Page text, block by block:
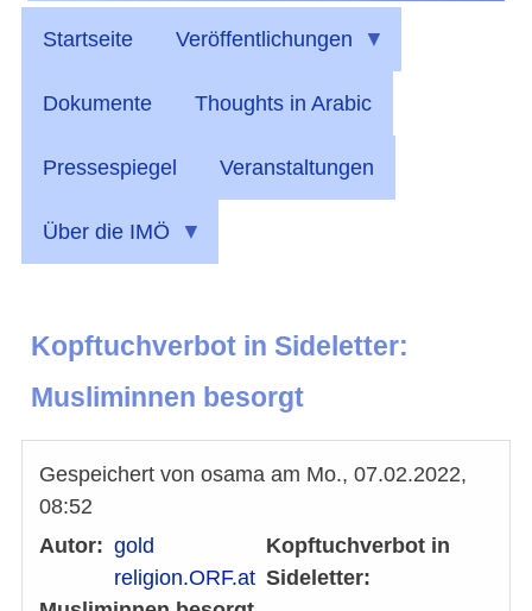
Startseite Veröffentlichungen
Dokumente Thoughts in Arabic
Pressespiegel Veranstaltungen
Über die IMÖ
Kopftuchverbot in Sideletter:
Musliminnen besorgt
Gespeichert von osama am Mo., 07.02.2022,
08:52
Autor
gold
religion.ORF.at
Kopftuchverbot in
Sideletter: